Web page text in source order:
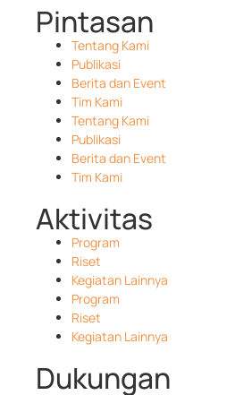
Pintasan
Tentang Kami
Publikasi
Berita dan Event
Tim Kami
Tentang Kami
Publikasi
Berita dan Event
Tim Kami
Aktivitas
Program
Riset
Kegiatan Lainnya
Program
Riset
Kegiatan Lainnya
Dukungan